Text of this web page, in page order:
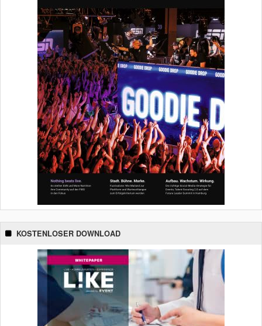
KOSTENLOSER DOWNLOAD